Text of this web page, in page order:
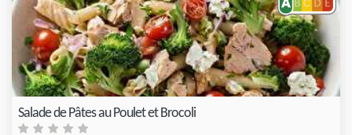
Salade de Pâtes au Poulet et Brocoli